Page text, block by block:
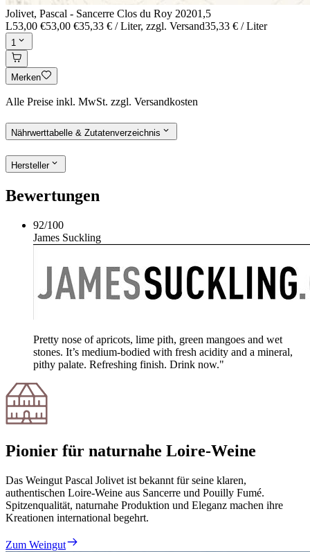
Jolivet, Pascal - Sancerre Clos du Roy 20201,5
L53,00 €53,00 €35,33 € / Liter, zzgl. Versand35,33 € / Liter
1
Merken
Alle Preise inkl. MwSt. zzgl. Versandkosten
Nährwerttabelle & Zutatenverzeichnis
Hersteller
Bewertungen
92/100
James Suckling
Pretty nose of apricots, lime pith, green mangoes and wet
stones. It’s medium-bodied with fresh acidity and a mineral,
pithy palate. Refreshing finish. Drink now."
Pionier für naturnahe Loire-Weine
Das Weingut Pascal Jolivet ist bekannt für seine klaren,
authentischen Loire-Weine aus Sancerre und Pouilly Fumé.
Spitzenqualität, naturnahe Produktion und Eleganz machen ihre
Kreationen international begehrt.
Zum Weingut